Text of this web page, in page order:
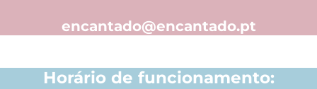
encantado@encantado.pt
Horário de funcionamento: